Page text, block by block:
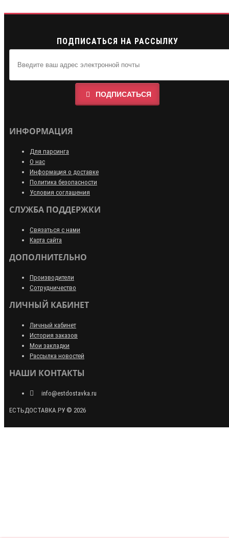
ПОДПИСАТЬСЯ НА РАССЫЛКУ
ПОДПИСАТЬСЯ
ИНФОРМАЦИЯ
Для парсинга
О нас
Информация о доставке
Политика безопасности
Условия соглашения
СЛУЖБА ПОДДЕРЖКИ
Связаться с нами
Карта сайта
ДОПОЛНИТЕЛЬНО
Производители
Сотрудничество
ЛИЧНЫЙ КАБИНЕТ
Личный кабинет
История заказов
Мои закладки
Рассылка новостей
НАШИ КОНТАКТЫ
info@estdostavka.ru
ЕСТЬДОСТАВКА.РУ © 2026